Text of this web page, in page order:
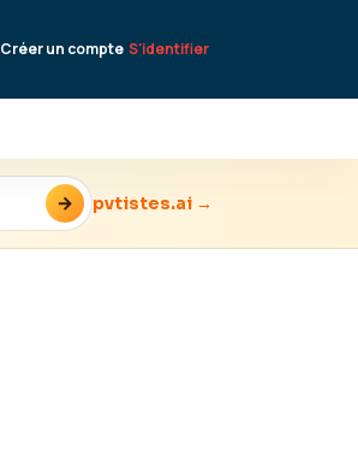
Créer un compte S'identifier
→ pvtistes.ai →